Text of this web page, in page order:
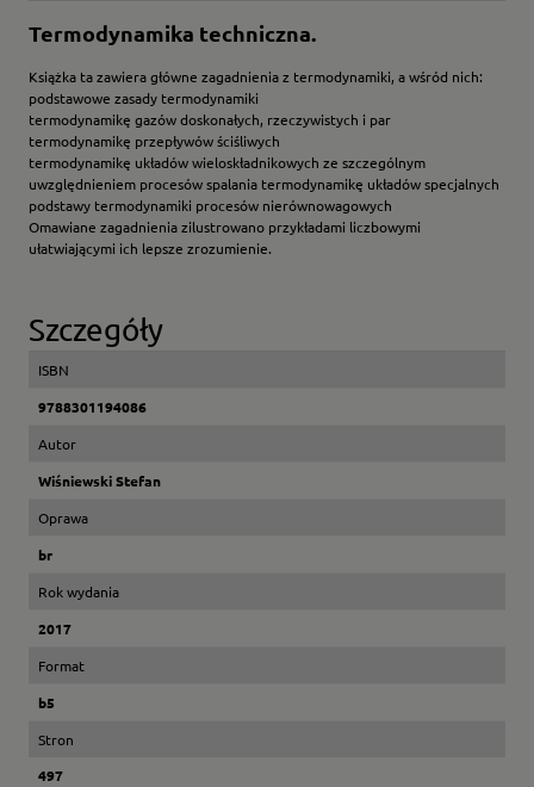
Termodynamika techniczna.
Książka ta zawiera główne zagadnienia z termodynamiki, a wśród nich:
podstawowe zasady termodynamiki
termodynamikę gazów doskonałych, rzeczywistych i par
termodynamikę przepływów ściśliwych
termodynamikę układów wieloskładnikowych ze szczególnym
uwzględnieniem procesów spalania termodynamikę układów specjalnych
podstawy termodynamiki procesów nierównowagowych
Omawiane zagadnienia zilustrowano przykładami liczbowymi
ułatwiającymi ich lepsze zrozumienie.
Szczegóły
ISBN
9788301194086
Autor
Wiśniewski Stefan
Oprawa
br
Rok wydania
2017
Format
b5
Stron
497